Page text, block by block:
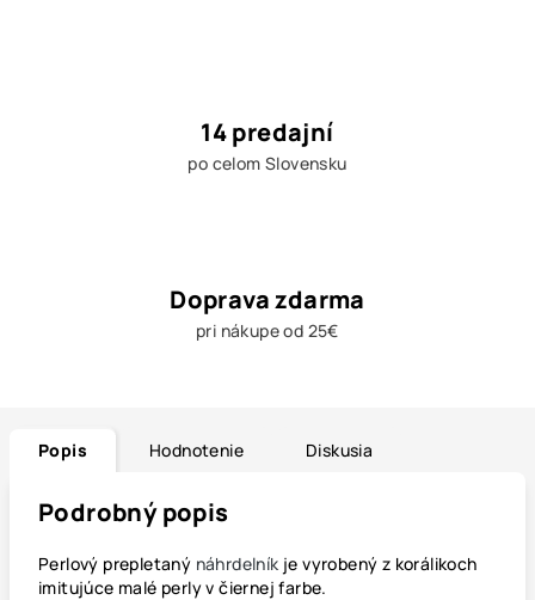
14 predajní
po celom Slovensku
Doprava zdarma
pri nákupe od 25€
Popis Hodnotenie Diskusia
Podrobný popis
Perlový prepletaný náhrdelník je vyrobený z korálikoch
imitujúce malé perly v čiernej farbe.